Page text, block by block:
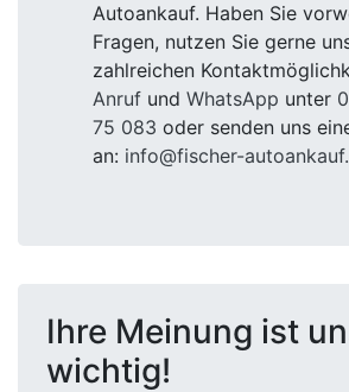
Autoankauf. Haben Sie
Fragen, nutzen Sie gerne
zahlreichen
Anruf und WhatsApp unter
75 083 oder senden uns
an: info@fischer-
Ihre Meinung ist
wichtig!